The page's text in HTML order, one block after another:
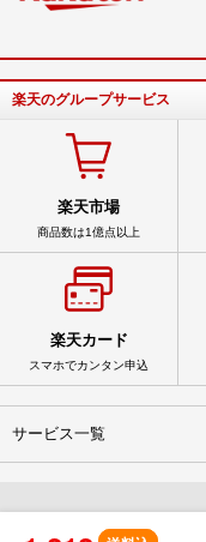
楽天のグループサービス
楽天市場
商品数は1億点以上
楽天カード
スマホでカンタン申込
サービス一覧